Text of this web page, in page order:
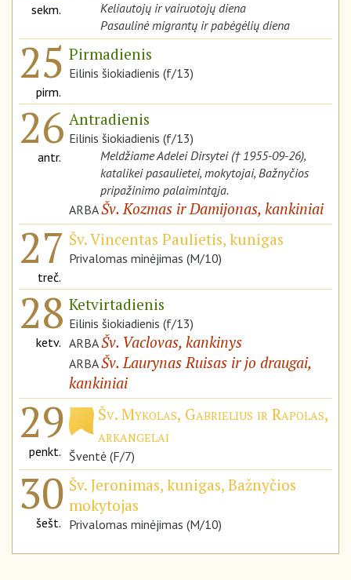
sekm.
Keliautojų ir vairuotojų diena
Pasaulinė migrantų ir pabėgėlių diena
25
pirm.
Pirmadienis
Eilinis šiokiadienis (f/13)
26
antr.
Antradienis
Eilinis šiokiadienis (f/13)
Meldžiame Adelei Dirsytei († 1955-09-26),
katalikei pasaulietei, mokytojai, Bažnyčios
pripažinimo palaimintąja.
ARBAŠv. Kozmas ir Damijonas, kankiniai
27
treč.
Šv. Vincentas Paulietis, kunigas
Privalomas minėjimas (M/10)
28
ketv.
Ketvirtadienis
Eilinis šiokiadienis (f/13)
ARBAŠv. Vaclovas, kankinys
ARBAŠv. Laurynas Ruisas ir jo draugai,
kankiniai
29
penkt.
Šv. Mykolas, Gabrielius ir Rapolas,
arkangelai
Šventė (F/7)
30
šešt.
Šv. Jeronimas, kunigas, Bažnyčios
mokytojas
Privalomas minėjimas (M/10)